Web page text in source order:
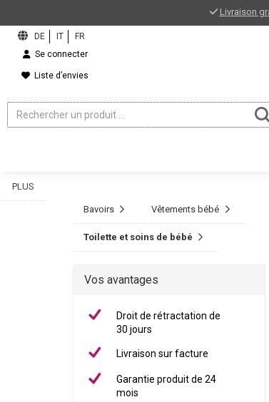
Livraison
Se connecter
Liste d’envies
PLUS
Bavoirs Vêtements bébé
Toilette et soins de bébé
Vos avantages
Droit de rétractation de
30 jours
Livraison sur facture
Garantie produit de 24
mois